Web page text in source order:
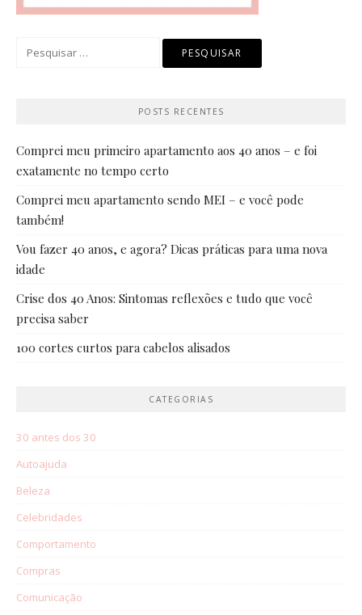
POSTS RECENTES
Comprei meu primeiro apartamento aos 40 anos – e foi
exatamente no tempo certo
Comprei meu apartamento sendo MEI – e você pode
também!
Vou fazer 40 anos, e agora? Dicas práticas para uma nova
idade
Crise dos 40 Anos: Sintomas reflexões e tudo que você
precisa saber
100 cortes curtos para cabelos alisados
CATEGORIAS
30 antes dos 30
Autoajuda
Beleza
Celebridades
Comportamento
Compras
Comunicação